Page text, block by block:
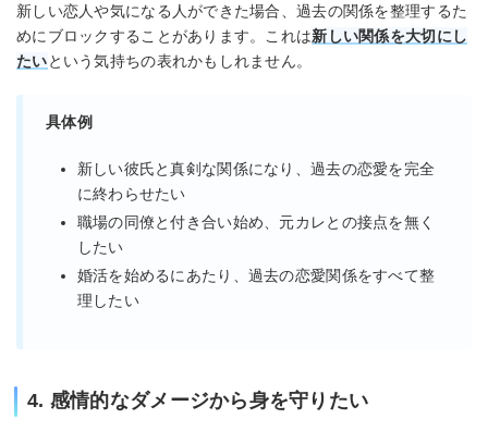
新しい恋人や気になる人ができた場合、過去の関係を整理するた
めにブロックすることがあります。これは新しい関係を大切にし
たいという気持ちの表れかもしれません。
具体例
新しい彼氏と真剣な関係になり、過去の恋愛を完全
に終わらせたい
職場の同僚と付き合い始め、元カレとの接点を無く
したい
婚活を始めるにあたり、過去の恋愛関係をすべて整
理したい
4. 感情的なダメージから身を守りたい